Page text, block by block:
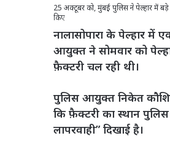
25 अक्टूबर को, मुंबई पुलिस ने पेल्हार में बड़े
किए
नालासोपारा के पेल्हार में
आयुक्त ने सोमवार को
फ़ैक्टरी चल रही थी।
पुलिस आयुक्त निकेत कौशिक
कि फ़ैक्टरी का स्थान
लापरवाही” दिखाई है।